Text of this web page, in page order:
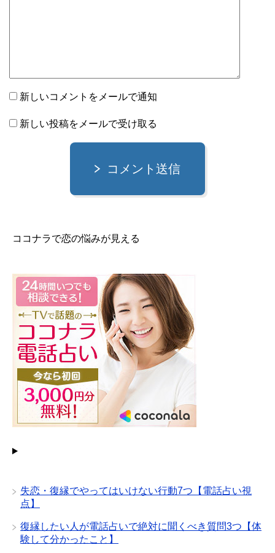
新しいコメントをメールで通知
新しい投稿をメールで受け取る
コメント送信
ココナラで恋の悩みが見える
失恋・復縁でやってはいけない行動7つ【電話占い視
点】
復縁したい人が電話占いで絶対に聞くべき質問3つ【体
験して分かったこと】